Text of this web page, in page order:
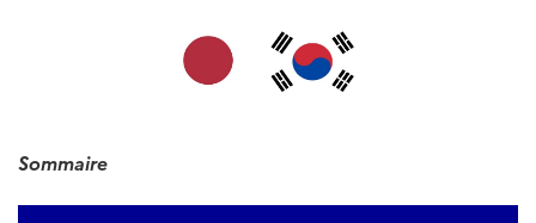
Sommaire